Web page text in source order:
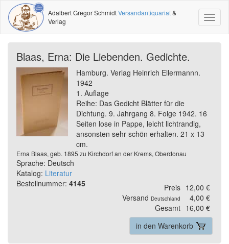
Adalbert Gregor SchmidtVersandantiquariat&
Verlag
Blaas, Erna: Die Liebenden. Gedichte.
Hamburg. Verlag Heinrich Ellermannn.
1942
1. Auflage
Reihe: Das Gedicht Blätter für die
Dichtung. 9. Jahrgang 8. Folge 1942. 16
Seiten lose in Pappe, leicht lichtrandig,
ansonsten sehr schön erhalten. 21 x 13
cm.
Erna Blaas, geb. 1895 zu Kirchdorf an der Krems, Oberdonau
Sprache: Deutsch
Katalog: Literatur
Bestellnummer: 4145 Preis 12,00 €
Versand Deutschland
4,00 €
Gesamt 16,00 €
in den Warenkorb